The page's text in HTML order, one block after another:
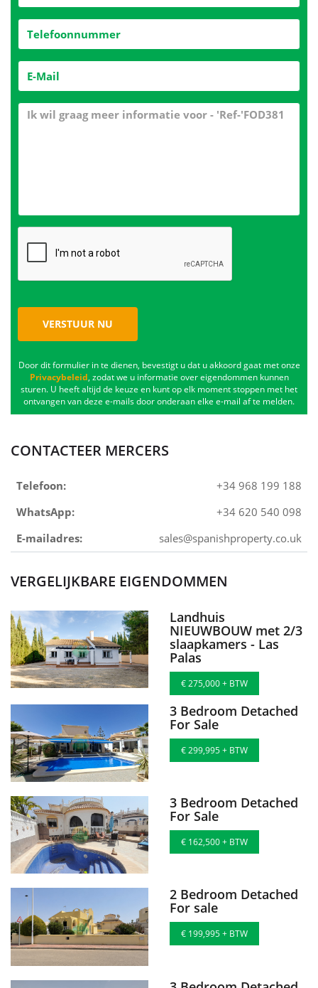
VERSTUUR NU
Door dit formulier in te dienen, bevestigt u dat u akkoord gaat met onze
Privacybeleid, zodat we u informatie over eigendommen kunnen
sturen. U heeft altijd de keuze en kunt op elk moment stoppen met het
ontvangen van deze e-mails door onderaan elke e-mail af te melden.
CONTACTEER MERCERS
Telefoon:
+34 968 199 188
WhatsApp:
+34 620 540 098
E-mailadres:
sales@spanishproperty.co.uk
VERGELIJKBARE EIGENDOMMEN
Landhuis
NIEUWBOUW met 2/3
slaapkamers - Las
Palas
€ 275,000 + BTW
3 Bedroom Detached
For Sale
€ 299,995 + BTW
3 Bedroom Detached
For Sale
€ 162,500 + BTW
2 Bedroom Detached
For sale
€ 199,995 + BTW